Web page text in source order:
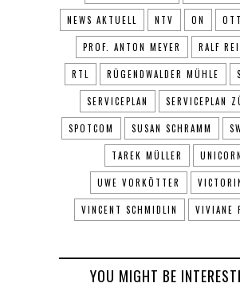
NEWS AKTUELL NTV ON
PROF. ANTON MEYER RALF
RTL RÜGENDWALDER MÜHLE
SERVICEPLAN SERVICEPLAN
SPOTCOM SUSAN SCHRAMM
TAREK MÜLLER UNICORN
UWE VORKÖTTER
VINCENT SCHMIDLIN VIVIANE
YOU MIGHT BE